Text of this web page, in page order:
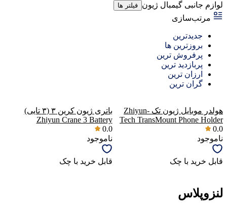
لوازم جانبی گیمبال ژیون فیلتر ها
مرتب‌سازی
جدیدترین
بروزترین ها
پرفروش ترین
پربازدید ترین
ارزان ترین
گران ترین
هولدر موبایل ژیون تک Zhiyun-
Tech TransMount Phone Holder
0.0
ناموجود
قابل خرید با چک
باتری ژیون کرین ۳ (۳ تایی)
Zhiyun Crane 3 Battery
0.0
ناموجود
قابل خرید با چک
لنزوپلاس